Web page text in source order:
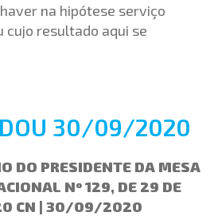
na hipótese serviço
cujo resultado aqui se
DOU 30/09/2020
DO PRESIDENTE DA MESA
Nº 129, DE 29 DE
CN | 30/09/2020